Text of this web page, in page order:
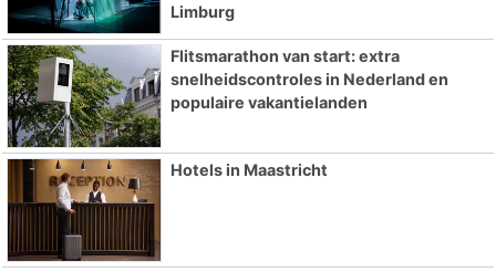
Limburg
Flitsmarathon van start: extra
snelheidscontroles in Nederland en
populaire vakantielanden
Hotels in Maastricht